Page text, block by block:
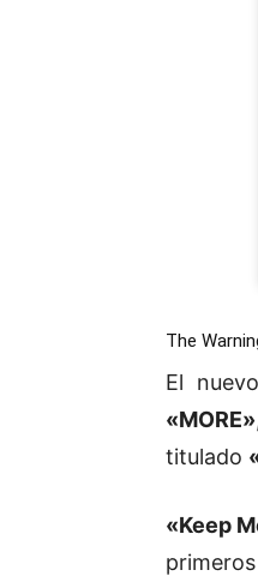
The
El
«MORE»
titulado
«Keep